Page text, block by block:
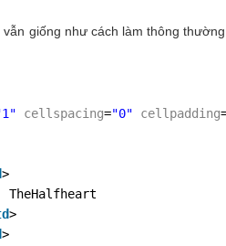
giống như cách làm thông
cellspacing="0" cellpadding
>
TheHalfheart
>
>